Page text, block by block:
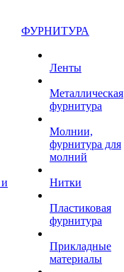
ФУРНИТУРА
Ленты
Металлическая
фурнитура
Молнии,
фурнитура для
молний
Нитки
Пластиковая
фурнитура
Прикладные
материалы